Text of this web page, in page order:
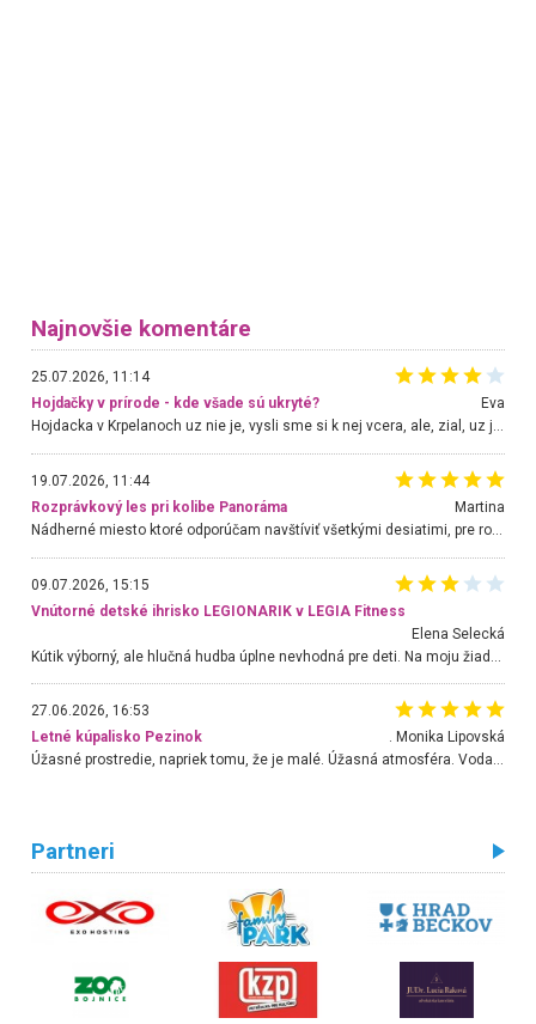
Najnovšie komentáre
25.07.2026, 11:14
Hojdačky v prírode - kde všade sú ukryté?
Eva
Hojdacka v Krpelanoch uz nie je, vysli sme si k nej vcera, ale, zial, uz je znicena. Ak sem planujete cestu len kvoli hojdacke, mozete si ju usetrit. Krasny vyhlad je tu vsak aj bez hojdacky :-)
19.07.2026, 11:44
Rozprávkový les pri kolibe Panoráma
Martina
Nádherné miesto ktoré odporúčam navštíviť všetkými desiatimi, pre rodiny s deťmi, dôchodcom... Proste a jednoducho ozaj rozprávkový les.. určite ešte prídeme. Odniesli sme si na pamiatku krásne tričká,
09.07.2026, 15:15
Vnútorné detské ihrisko LEGIONARIK v LEGIA Fitness
Elena Selecká
27.06.2026, 16:53
Letné kúpalisko Pezinok
. Monika Lipovská
Úžasné prostredie, napriek tomu, že je malé. Úžasná atmosféra. Voda fantastická a nádherná. Ľudí je pomerne veľa, ale su mili a ohľaduplní. Je veľmi zaujímavé sledovať, ako dokážu spolu športovať cudzí ľudia a bez ohľadu na vek. Vládne tu pohoda. Vnuka neviem dostať z vody. Ďakujem za krásny deň . Urcite sa sem vrátim. Jediný problém je s parkovaním, ale aj ten sa mi podarilo vyriešiť. Monika Bratislava
Partneri